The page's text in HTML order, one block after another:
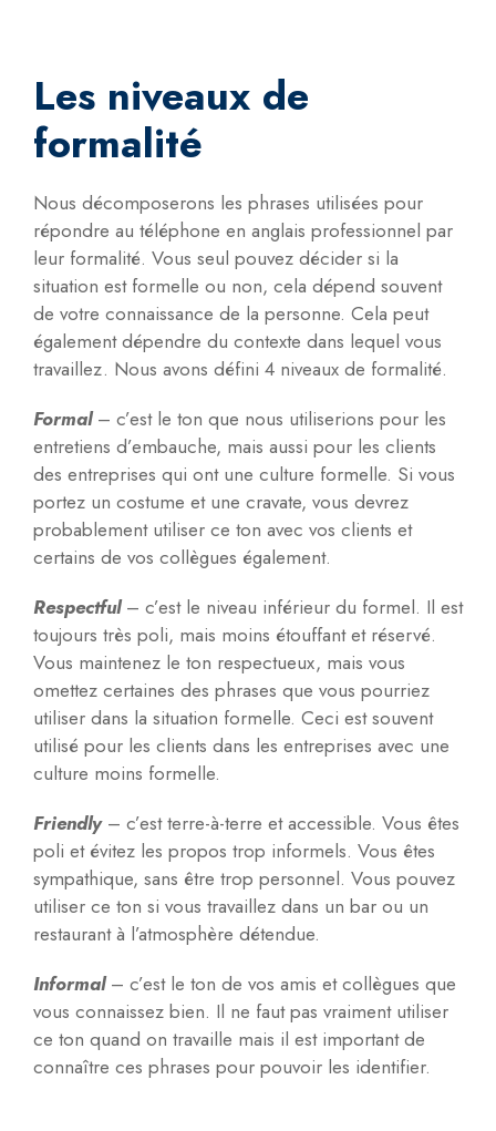
Les niveaux de
formalité
Nous décomposerons les phrases utilisées pour
répondre au téléphone en anglais professionnel par
leur formalité. Vous seul pouvez décider si la
situation est formelle ou non, cela dépend souvent
de votre connaissance de la personne. Cela peut
également dépendre du contexte dans lequel vous
travaillez. Nous avons défini 4 niveaux de formalité.
Formal– c’est le ton que nous utiliserions pour les
entretiens d’embauche, mais aussi pour les clients
des entreprises qui ont une culture formelle. Si vous
portez un costume et une cravate, vous devrez
probablement utiliser ce ton avec vos clients et
certains de vos collègues également.
Respectful– c’est le niveau inférieur du formel. Il est
toujours très poli, mais moins étouffant et réservé.
Vous maintenez le ton respectueux, mais vous
omettez certaines des phrases que vous pourriez
utiliser dans la situation formelle. Ceci est souvent
utilisé pour les clients dans les entreprises avec une
culture moins formelle.
Friendly– c’est terre-à-terre et accessible. Vous êtes
poli et évitez les propos trop informels. Vous êtes
sympathique, sans être trop personnel. Vous pouvez
utiliser ce ton si vous travaillez dans un bar ou un
restaurant à l’atmosphère détendue.
Informal– c’est le ton de vos amis et collègues que
vous connaissez bien. Il ne faut pas vraiment utiliser
ce ton quand on travaille mais il est important de
connaître ces phrases pour pouvoir les identifier.